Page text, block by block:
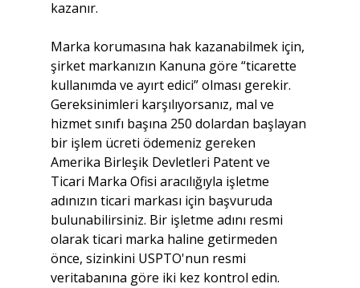
kazanır.
Marka korumasına hak kazanabilmek için,
şirket markanızın Kanuna göre “ticarette
kullanımda ve ayırt edici” olması gerekir.
Gereksinimleri karşılıyorsanız, mal ve
hizmet sınıfı başına 250 dolardan başlayan
bir işlem ücreti ödemeniz gereken
Amerika Birleşik Devletleri Patent ve
Ticari Marka Ofisi aracılığıyla işletme
adınızın ticari markası için başvuruda
bulunabilirsiniz. Bir işletme adını resmi
olarak ticari marka haline getirmeden
önce, sizinkini USPTO'nun resmi
veritabanına göre iki kez kontrol edin.